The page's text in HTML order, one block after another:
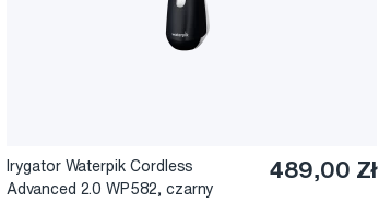
Irygator Waterpik Cordless
Advanced 2.0 WP582, czarny
489,00 Zł